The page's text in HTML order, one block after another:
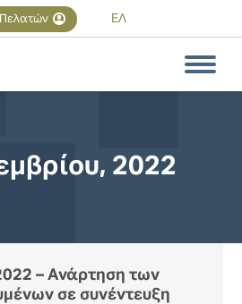
ΕΛ
2022
You are here:
– Ανάρτηση των
σε συνέντευξη